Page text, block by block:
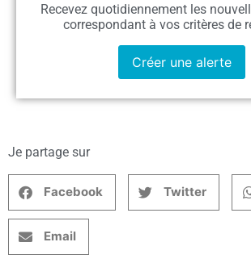
Recevez quotidiennement les
correspondant à vos critères de
Créer une alerte
Je partage sur
Facebook Twitter
Email